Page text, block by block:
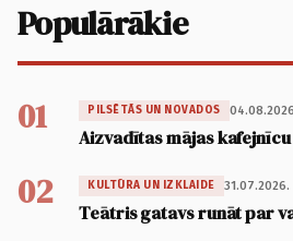
Populārākie
01 PILSĒTĀS UN NOVADOS
Aizvadītas mājas
02 KULTŪRA UN IZKLAIDE 31.07.2026.
Teātris gatavs runāt par